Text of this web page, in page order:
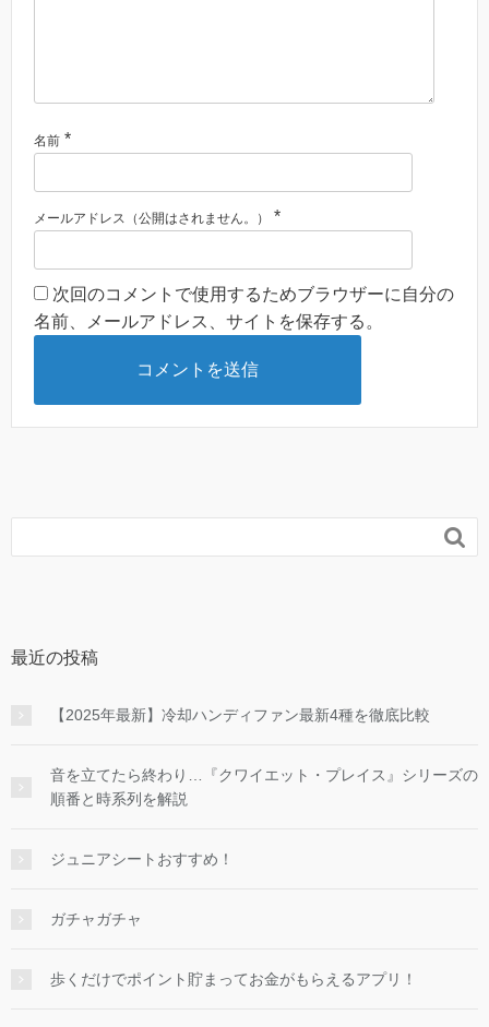
名前 *
メールアドレス（公開はされません。） *
次回のコメントで使用するためブラウザーに自分の
名前、メールアドレス、サイトを保存する。

最近の投稿
【2025年最新】冷却ハンディファン最新4種を徹底比較
音を立てたら終わり…『クワイエット・プレイス』シリーズの
順番と時系列を解説
ジュニアシートおすすめ！
ガチャガチャ
歩くだけでポイント貯まってお金がもらえるアプリ！